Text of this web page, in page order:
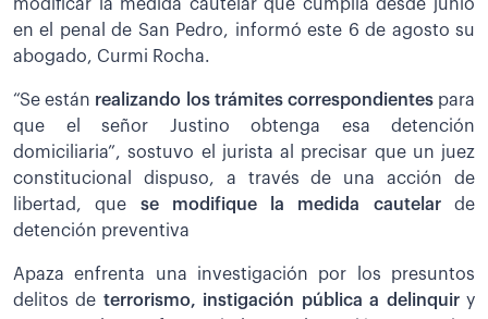
modificar la medida cautelar que cumplía desde junio
en el penal de San Pedro, informó este 6 de agosto su
abogado, Curmi Rocha.
“Se están realizando los trámites correspondientespara
que el señor Justino obtenga esa detención
domiciliaria”, sostuvo el jurista al precisar que un juez
constitucional dispuso, a través de una acción de
libertad, que se modifique la medida cautelarde
detención preventiva
Apaza enfrenta una investigación por los presuntos
delitos de terrorismo, instigación pública a delinquiry